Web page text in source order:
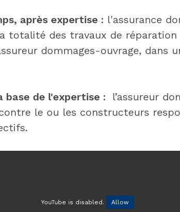
après expertise : l'assurance
totalité des travaux de réparation
dommages-ouvrage, dans
base de l'expertise :
l’assureur
le ou les constructeurs
YouTube is disabled. Allow